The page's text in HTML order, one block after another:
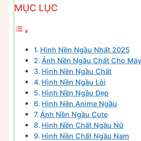
MỤC LỤC
Hình Nền Ngầu Nhất 2025
Ảnh Nền Ngầu Chất Cho
Hình Nền Ngầu Chất
Hình Nền Ngầu Lòi
Hình Nền Ngầu Đẹp
Hình Nền Anime Ngầu
Ảnh Nền Ngầu Cute
Hình Nền Chất Ngầu Nữ
Hình Nền Chất Ngầu Nam